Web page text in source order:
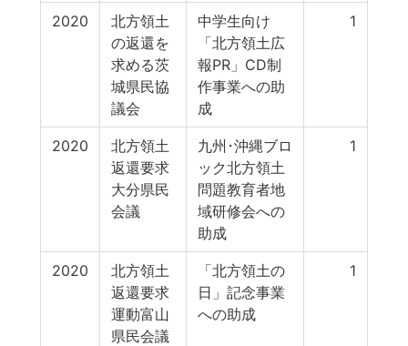
2020
北方領土
の返還を
求める茨
城県民協
議会
中学生向け
「北方領土広
報PR」CD制
作事業への助
成
1
2020
北方領土
返還要求
大分県民
会議
九州･沖縄ブロ
ック北方領土
問題教育者地
域研修会への
助成
1
2020
北方領土
返還要求
運動富山
県民会議
「北方領土の
日」記念事業
への助成
1